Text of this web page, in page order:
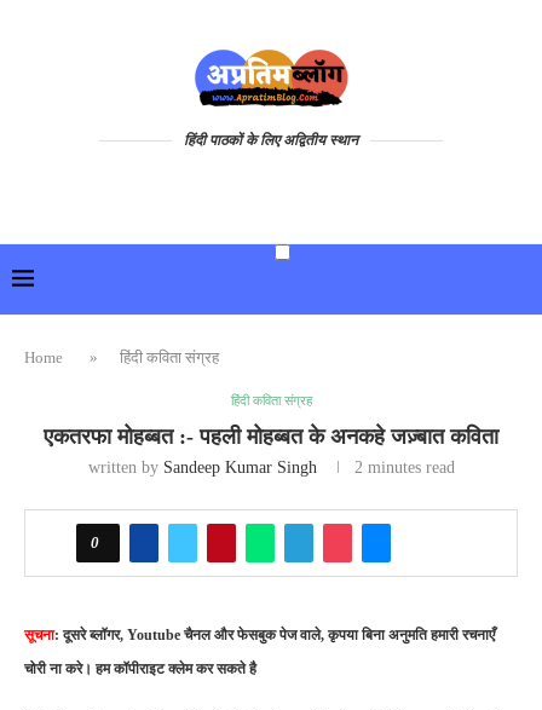
हिंदी पाठकों के लिए अद्वितीय स्थान
Home » हिंदी कविता संग्रह
हिंदी कविता संग्रह
एकतरफा मोहब्बत :- पहली मोहब्बत के अनकहे जज़्बात कविता
written by Sandeep Kumar Singh 2 minutes read
0
सूचना: दूसरे ब्लॉगर, Youtube चैनल और फेसबुक पेज वाले, कृपया बिना अनुमति हमारी रचनाएँ
चोरी ना करे। हम कॉपीराइट क्लेम कर सकते है